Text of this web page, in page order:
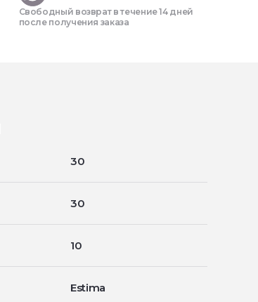
Свободный возврат в течение 14 дней
после получения заказа
30
30
10
Estima